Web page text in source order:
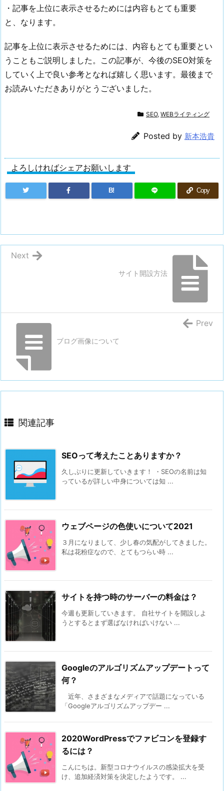
か
っ
し
2.
事
を
表
示
る
の
が
な
こ
と
も
事
上
位
に
表
示
さ
る
た
め
に
内
容
も
と
も
重
要
5.
ま
め
・記事を上位に表示させるためには内容もとても重要
と、なります。
記事を上位に表示させるためには、内容もとても重要とい
うこともご説明しました。この記事が、今後のSEO対策を
していく上で良い参考となれば嬉しく思います。最後まで
お読みいただきありがとうございました。
SEO, WEBライティング
Posted by 新本浩貴
よろしければシェアお願いします
B! Copy
サイト開設方法
Next
ブログ画像について
Prev
関連記事
SEOって考えたことありますか？
久しぶりに更新していきます！ ・SEOの名前は知
っているが詳しい中身については知 ...
ウェブページの色使いについて2021
３月になりまして、少し春の気配がしてきました。
私は花粉症なので、とてもつらい時 ...
サイトを持つ時のサーバーの料金は？
今週も更新していきます。 自社サイトを開設しよ
うとするとまず選ばなければいけない ...
Googleのアルゴリズムアップデートって
何？
近年、さまざまなメディアで話題になっている
「Googleアルゴリズムアップデー ...
2020WordPressでファビコンを登録す
るには？
こんにちは。新型コロナウイルスの感染拡大を受
け、追加経済対策を決定したようです。 ...